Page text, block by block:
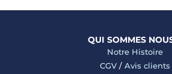
QUI SOMMES
Notre Histoire
CGV/ Avis clients